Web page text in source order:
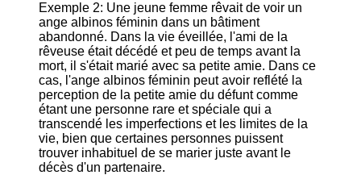
Exemple 2: Une jeune femme rêvait de voir un
ange albinos féminin dans un bâtiment
abandonné. Dans la vie éveillée, l'ami de la
rêveuse était décédé et peu de temps avant la
mort, il s'était marié avec sa petite amie. Dans ce
cas, l'ange albinos féminin peut avoir reflété la
perception de la petite amie du défunt comme
étant une personne rare et spéciale qui a
transcendé les imperfections et les limites de la
vie, bien que certaines personnes puissent
trouver inhabituel de se marier juste avant le
décès d'un partenaire.